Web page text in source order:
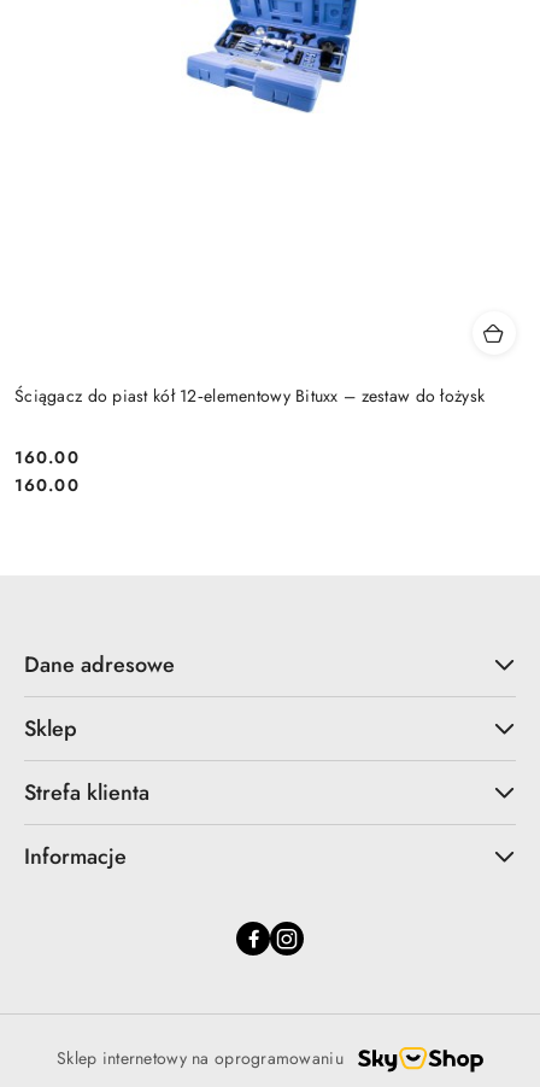
Ściągacz do piast kół 12‑elementowy Bituxx – zestaw do łożysk
Cena:
160.00
Cena:
160.00
Dane adresowe
Sklep
Strefa klienta
Informacje
Sklep internetowy na oprogramowaniu